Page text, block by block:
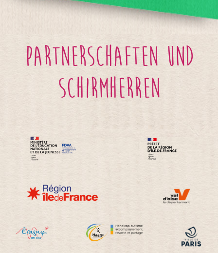
Partnerschaften und
Schirmherren